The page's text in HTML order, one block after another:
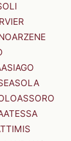
ARZENE
ASIAGO
ASOLA
ASSORO
ATESSA